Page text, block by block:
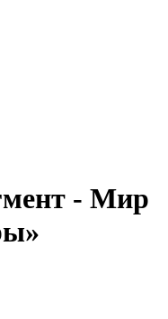
- Мир